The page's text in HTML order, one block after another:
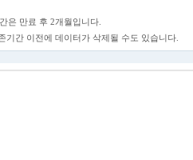
은 만료 후 2개월입니다.
간 이전에 데이터가 삭제될 수도 있습니다.